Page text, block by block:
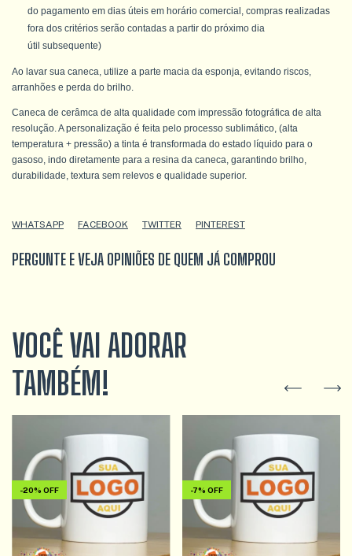
do pagamento em dias úteis em horário comercial, compras realizadas
fora dos critérios serão contadas a partir do próximo dia
útil subsequente)
Ao lavar sua caneca, utilize a parte macia da esponja, evitando riscos,
arranhões e perda do brilho.
Caneca de cerâmca de alta qualidade com impressão fotográfica de alta
resolução. A personalização é feita pelo processo sublimático, (alta
temperatura + pressão) a tinta é transformada do estado líquido para o
gasoso, indo diretamente para a resina da caneca, garantindo brilho,
durabilidade, textura sem relevos e qualidade superior.
WHATSAPP FACEBOOK TWITTER PINTEREST
PERGUNTE E VEJA OPINIÕES DE QUEM JÁ COMPROU
VOCÊ VAI ADORAR
TAMBÉM!
-20% OFF -7% OFF